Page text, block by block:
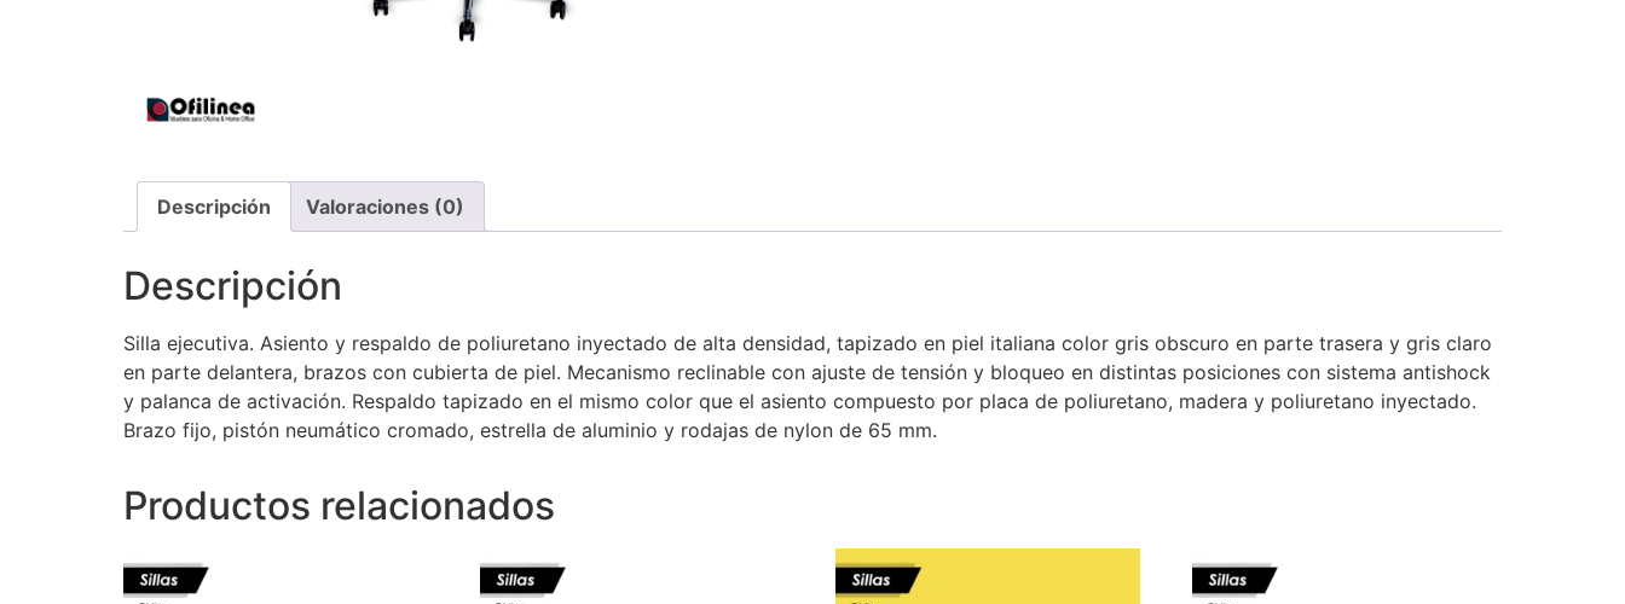
Descripción Valoraciones (0)
Descripción
Silla ejecutiva. Asiento y respaldo de poliuretano inyectado de alta densidad, tapizado en piel italiana color gris obscuro en parte trasera y gris claro
en parte delantera, brazos con cubierta de piel. Mecanismo reclinable con ajuste de tensión y bloqueo en distintas posiciones con sistema antishock
y palanca de activación. Respaldo tapizado en el mismo color que el asiento compuesto por placa de poliuretano, madera y poliuretano inyectado.
Brazo fijo, pistón neumático cromado, estrella de aluminio y rodajas de nylon de 65 mm.
Productos relacionados